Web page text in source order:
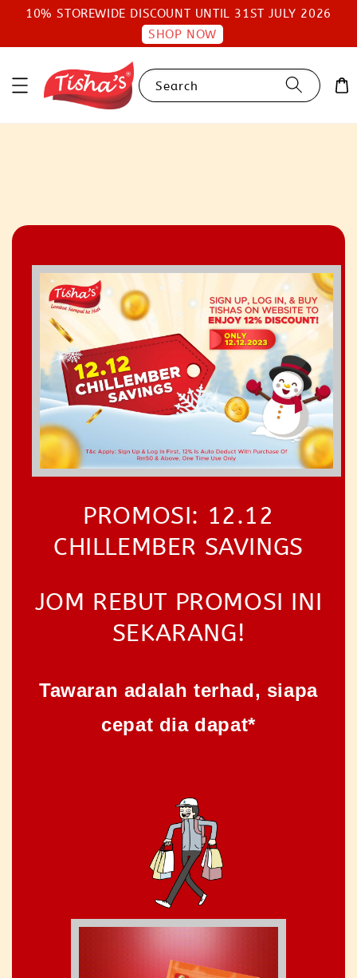
10% STOREWIDE DISCOUNT UNTIL 31ST JULY 2026
SHOP NOW
Search
PROMOSI: 12.12
CHILLEMBER SAVINGS
JOM REBUT PROMOSI INI
SEKARANG!
Tawaran adalah terhad, siapa
cepat dia dapat*